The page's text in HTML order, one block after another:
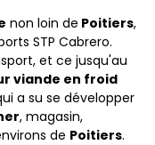
non loin de Poitiers,
STP Cabrero.
et ce jusqu'au
viande en froid
a su se développer
, magasin,
de Poitiers.